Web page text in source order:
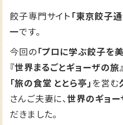
餃子専門サイト「東京餃子通
一です。
今回の「プロに学ぶ餃子を
『世界まるごとギョーザの旅』
「旅の食堂 ととら亭」を営む
さんご夫妻に、世界のギョー
だきました。